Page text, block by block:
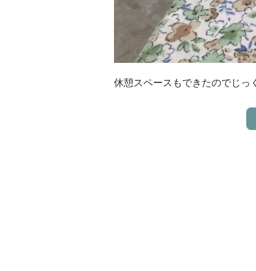
休憩スペースもできたのでじっ